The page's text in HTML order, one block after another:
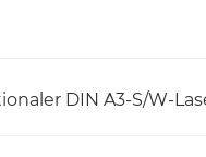
DIN A3-S/W-